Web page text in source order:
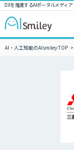
DXを推進するAIポータルメディ
AI・人工知能のAIsmiley TOP